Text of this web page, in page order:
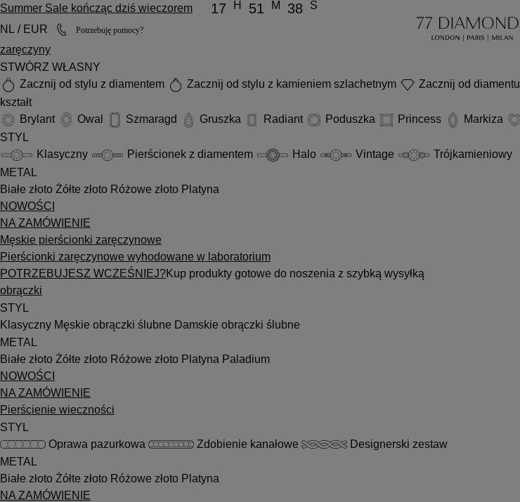
Summer Sale kończąc dziś wieczorem 17 H 51 M 38
S
NL / EUR
Potrzebuję pomocy?
zaręczyny
STWÓRZ WŁASNY
Zacznij od stylu z diamentem
Zacznij od stylu z kamieniem szlachetnym Zacznij od diamentu
kształt
Brylant
Owal Szmaragd Gruszka Radiant Poduszka Princess Markiza
STYL
Klasyczny
Pierścionek z diamentem Halo Vintage
Trójkamieniowy
METAL
Białe złoto Żółte złoto Różowe złoto Platyna
NOWOŚCI
NA ZAMÓWIENIE
Męskie pierścionki zaręczynowe
Pierścionki zaręczynowe wyhodowane w laboratorium
POTRZEBUJESZ WCZEŚNIEJ?Kup produkty gotowe do noszenia z szybką wysyłką
obrączki
STYL
Klasyczny Męskie obrączki ślubne Damskie obrączki ślubne
METAL
Białe złoto Żółte złoto Różowe złoto Platyna Paladium
NOWOŚCI
NA ZAMÓWIENIE
Pierścienie wieczności
STYL
Oprawa pazurkowa
Zdobienie kanałowe
Designerski zestaw
METAL
Białe złoto Żółte złoto Różowe złoto Platyna
NA ZAMÓWIENIE